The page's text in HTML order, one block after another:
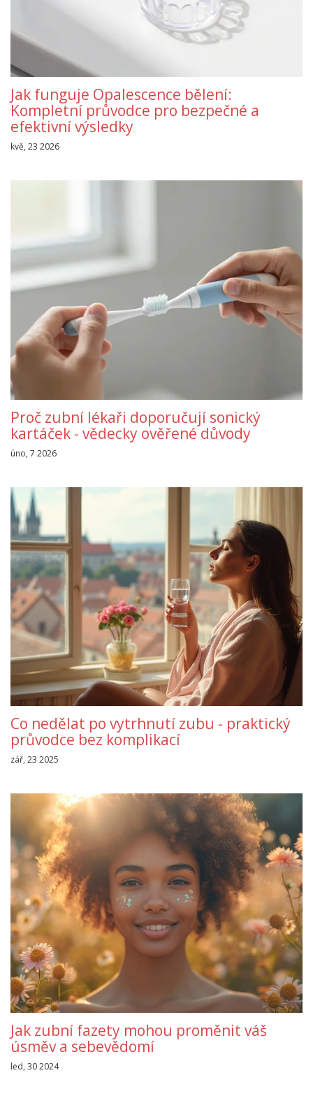
Jak funguje Opalescence bělení:
Kompletní průvodce pro bezpečné a
efektivní výsledky
kvě, 23 2026
Proč zubní lékaři doporučují sonický
kartáček - vědecky ověřené důvody
úno, 7 2026
Co nedělat po vytrhnutí zubu - praktický
průvodce bez komplikací
zář, 23 2025
Jak zubní fazety mohou proměnit váš
úsměv a sebevědomí
led, 30 2024